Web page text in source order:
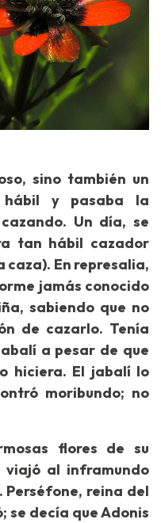
sino también un
hábil y pasaba la
Un día, se
tan hábil cazador
caza). En represalia,
jamás conocido
sabiendo que no
de cazarlo. Tenía
a pesar de que
hiciera. El jabalí lo
moribundo; no
flores de su
viajó al inframundo
reina del
se decía que Adonis